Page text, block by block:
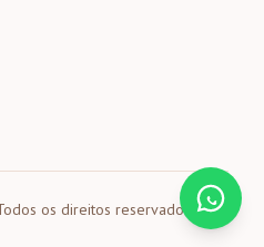
os direitos reservados.